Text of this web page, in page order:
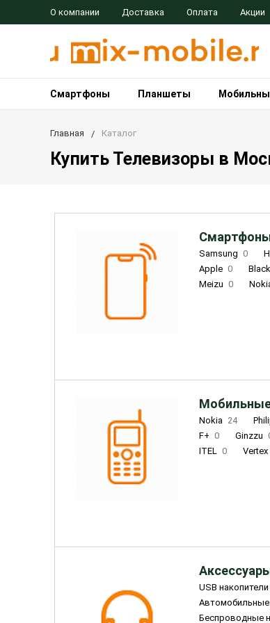
О компании Доставка Оплата Акции
Смартфоны Планшеты
Главная Каталог
Купить Телевизоры в
Samsung 0
Apple 0
Meizu 0
Nokia 24
F+ 0 Ginzzu
ITEL 0 Vertex
USB
Беспроводные